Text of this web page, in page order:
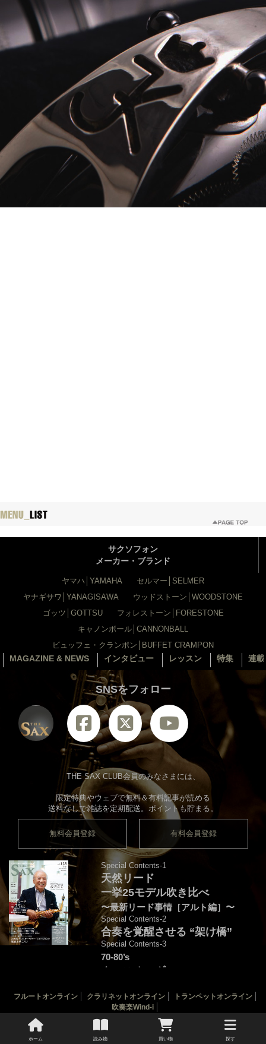
ホーム 読み物 買い物 探す
サクソフォン
メーカー・ブランド
ヤマハ│YAMAHA
セルマー│SELMER
ヤナギサワ│YANAGISAWA
ウッドストーン│WOODSTONE
ゴッツ│GOTTSU
フォレストーン│FORESTONE
キャノンボール│CANNONBALL
ビュッフェ・クランポン│BUFFET CRAMPON
MAGAZINE & NEWS インタビュー レッスン 特集 連
SNSをフォロー
THE SAX CLUB会員のみなさまには、
限定特典やウェブで無料＆有料記事が読める
送料なしで雑誌を定期配送。ポイントも貯まる。
無料会員登録 有料会員登録
Special Contents-1
天然リード
一挙25モデル吹き比べ
〜最新リード事情［アルト編］〜
Special Contents-2
合奏を覚醒させる “架け橋”
Special Contents-3
70-80’s
クロスオーヴァー・
音源連動：演奏＆解説by後藤天太
カバー：渡辺貞夫
THE SAX 最新125号
THE SAX バックナンバー
サックス楽譜一覧
フルートオンライン クラリネットオンライン
トランペットオンライン
吹奏楽Wind-i